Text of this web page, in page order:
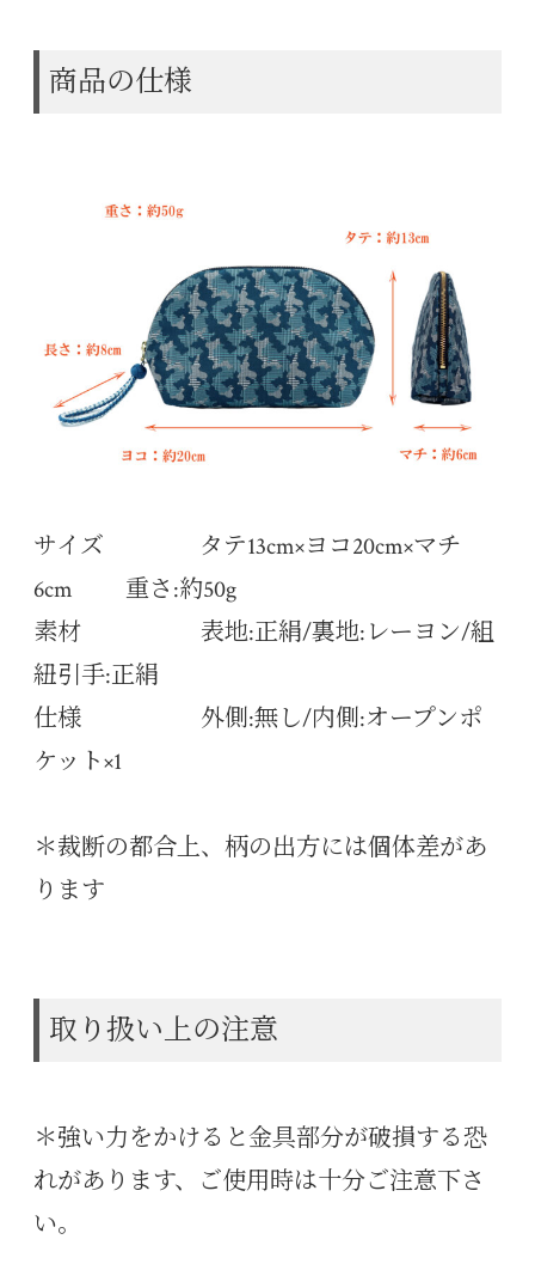
商品の仕様
サイズ タテ13cm×ヨコ20cm×マチ
6cm 重さ:約50g
素材 表地:正絹/裏地:レーヨン/組
紐引手:正絹
仕様 外側:無し/内側:オープンポ
ケット×1
＊裁断の都合上、柄の出方には個体差があ
ります
取り扱い上の注意
＊強い力をかけると金具部分が破損する恐
れがあります、ご使用時は十分ご注意下さ
い。